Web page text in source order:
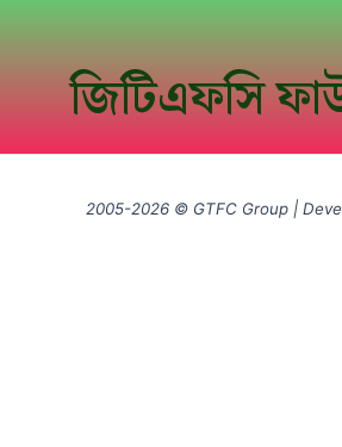
জিটিএফসি
2005-2026 © GTFC Group |